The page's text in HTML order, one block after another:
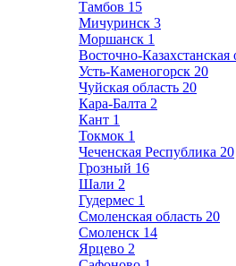
Тамбов 15
Мичуринск 3
Моршанск 1
Восточно-Казахстанская
Усть-Каменогорск 20
Чуйская область 20
Кара-Балта 2
Кант 1
Токмок 1
Чеченская Республика 20
Грозный 16
Шали 2
Гудермес 1
Смоленская область 20
Смоленск 14
Ярцево 2